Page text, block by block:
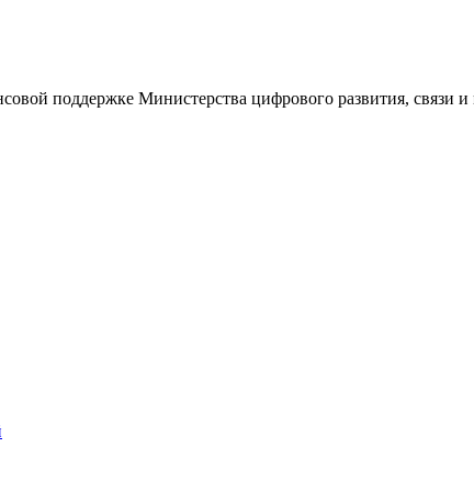
поддержке Министерства цифрового развития, связи